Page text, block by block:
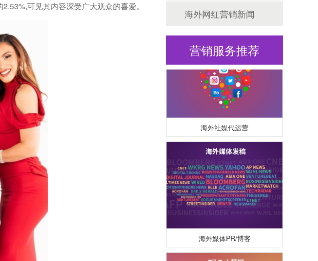
可见其内容深受广大观众的喜爱。
海外网红营销新闻
营销服务推荐
海外网红营销
海外社媒代运营
海外媒体PR/博客